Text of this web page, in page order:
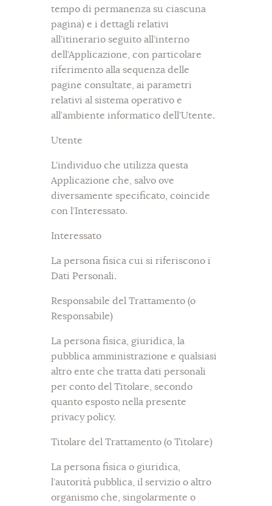
tempo di permanenza su ciascuna
pagina) e i dettagli relativi
all’itinerario seguito all’interno
dell’Applicazione, con particolare
riferimento alla sequenza delle
pagine consultate, ai parametri
relativi al sistema operativo e
all’ambiente informatico dell’Utente.
Utente
L’individuo che utilizza questa
Applicazione che, salvo ove
diversamente specificato, coincide
con l’Interessato.
Interessato
La persona fisica cui si riferiscono i
Dati Personali.
Responsabile del Trattamento (o
Responsabile)
La persona fisica, giuridica, la
pubblica amministrazione e qualsiasi
altro ente che tratta dati personali
per conto del Titolare, secondo
quanto esposto nella presente
privacy policy.
Titolare del Trattamento (o Titolare)
La persona fisica o giuridica,
l’autorità pubblica, il servizio o altro
organismo che, singolarmente o